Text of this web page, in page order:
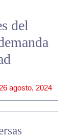
del
26 agosto, 2024